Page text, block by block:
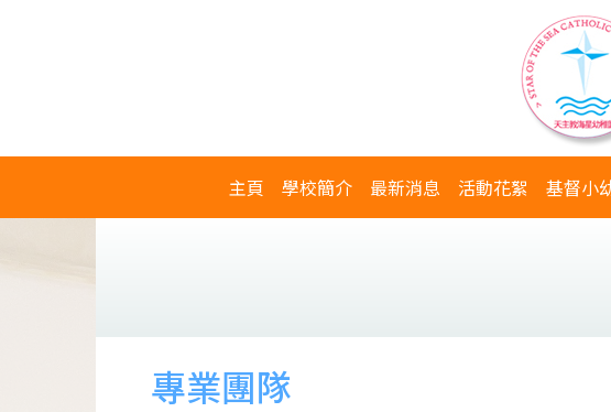
主頁 學校簡介 最新消息 活動花絮 基督小
專業團隊